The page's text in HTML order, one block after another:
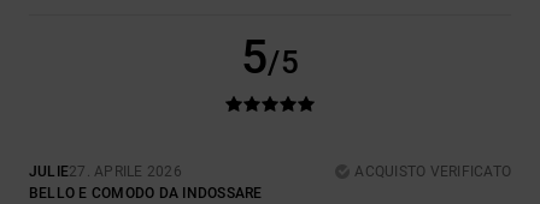
5/5
JULIE27. APRILE 2026
ACQUISTO VERIFICATO
BELLO E COMODO DA INDOSSARE